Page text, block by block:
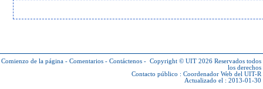
Comienzo de la página - Comentarios - Contáctenos - Copyright © UIT 2026 Reservados todos
los derechos
Contacto público : Coordenador Web del UIT-R
Actualizado el : 2013-01-30